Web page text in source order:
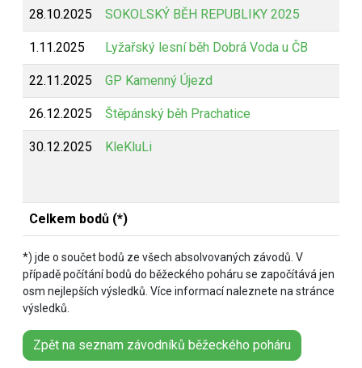
28.10.2025 SOKOLSKÝ BĚH REPUBLIKY 2025
1.11.2025 Lyžařský lesní běh Dobrá Voda u ČB
22.11.2025 GP Kamenný Újezd
26.12.2025 Štěpánský běh Prachatice
30.12.2025 KleKluLi
Celkem bodů (*)
*) jde o součet bodů ze všech absolvovaných závodů. V
případě počítání bodů do běžeckého poháru se započítává jen
osm nejlepších výsledků. Více informací naleznete na stránce
výsledků.
Zpět na seznam závodníků běžeckého poháru